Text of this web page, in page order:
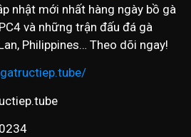
nhật mới nhất hàng ngày bồ gà
và những trận đấu đá gà
Philippines… Theo dõi ngay!